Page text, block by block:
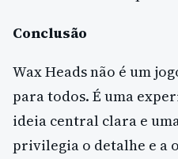
Conclusão
Wax Heads não é um
para todos. É uma
ideia central clara e
privilegia o detalhe e a